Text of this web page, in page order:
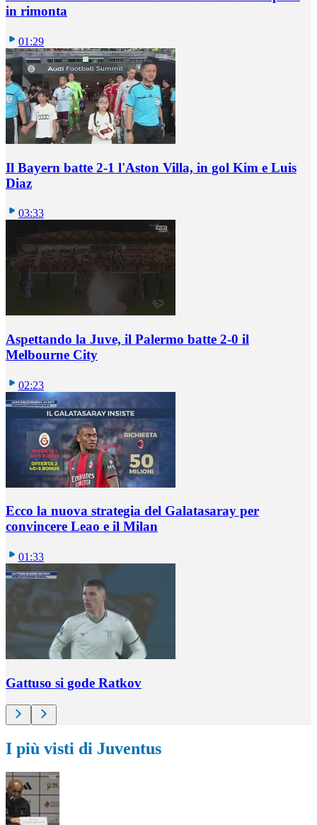
in rimonta
01:29
Il Bayern batte 2-1 l'Aston Villa, in gol Kim e Luis
Diaz
03:33
Aspettando la Juve, il Palermo batte 2-0 il
Melbourne City
02:23
Ecco la nuova strategia del Galatasaray per
convincere Leao e il Milan
01:33
Gattuso si gode Ratkov
I più visti di Juventus